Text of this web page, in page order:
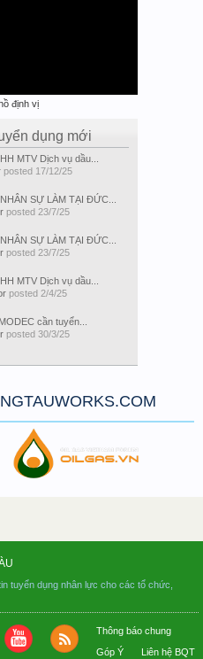
định vị
dụng mới
MTV Dịch vụ dầu...
posted 17/12/25
SỰ LÀM TẠI ĐỨC...
posted 23/7/25
SỰ LÀM TẠI ĐỨC...
posted 23/7/25
MTV Dịch vụ dầu...
posted 2/4/25
cần tuyển...
posted 30/3/25
tuyển dụng nhân lực cho các tổ chức,
Thông báo chung
Góp Ý
Liên hệ BQT